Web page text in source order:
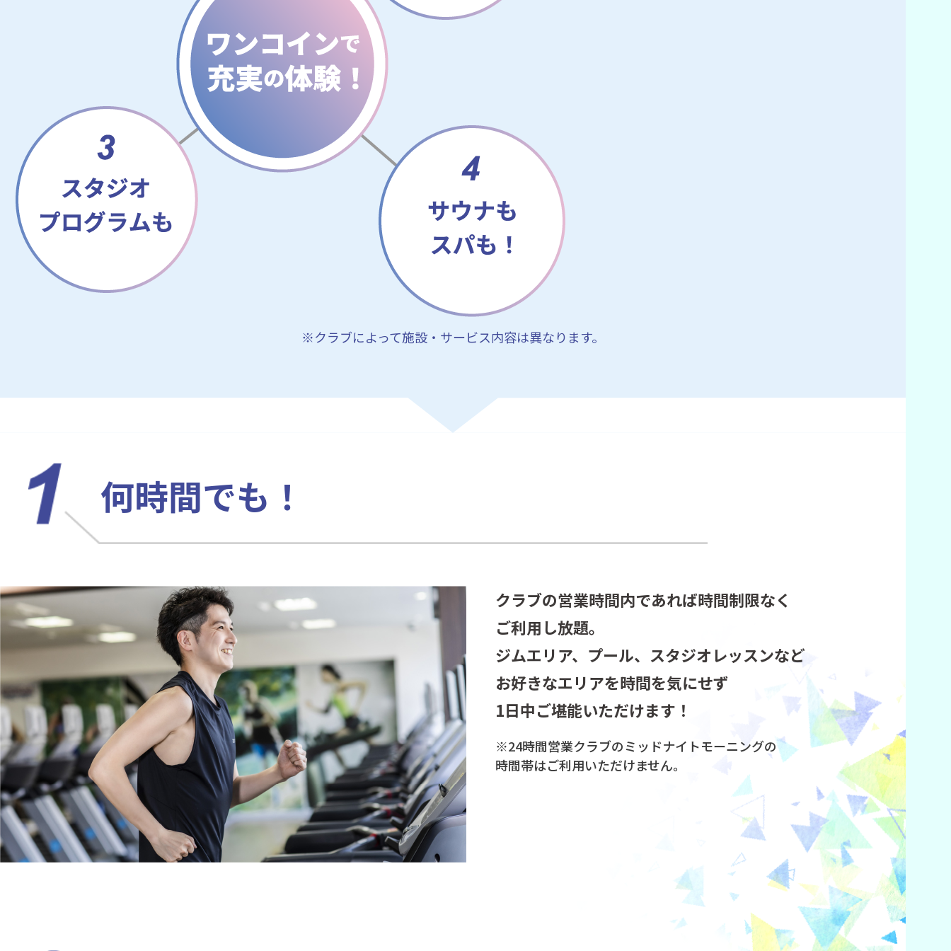
※クラブによって施設・サービス内容は異なります。
何時間でも！
クラブの営業時間内であれば時間制限なく
ご利用し放題。
ジムエリア、プール、スタジオレッスンなど
お好きなエリアを時間を気にせず
1日中ご堪能いただけます！
※24時間営業クラブのミッドナイトモーニングの
時間帯はご利用いただけません。